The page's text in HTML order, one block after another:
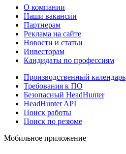
О компании
Наши вакансии
Партнерам
Реклама на сайте
Новости и статьи
Инвесторам
Кандидаты по профессиям
Производственный календарь
Требования к ПО
Безопасный HeadHunter
HeadHunter API
Поиск работы
Поиск по резюме
Мобильное приложение